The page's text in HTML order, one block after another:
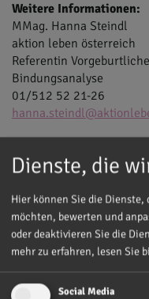
Weitere Informationen:
MMag. Hanna Steindl
aktion leben österreich
Referentin
Bindungsanalyse
01/512 52 21-26
Dienste, die
Hier können Sie die
möchten, bewerten und
oder deaktivieren Sie die
mehr zu erfahren, lesen Sie
Social Media